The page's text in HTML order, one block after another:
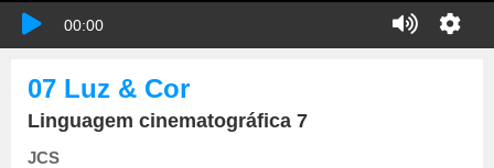
00:00
07 Luz & Cor
Linguagem cinematográfica 7
JCS